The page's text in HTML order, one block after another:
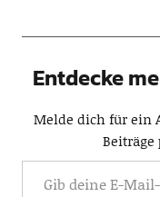
Entdecke
Melde dich für ein